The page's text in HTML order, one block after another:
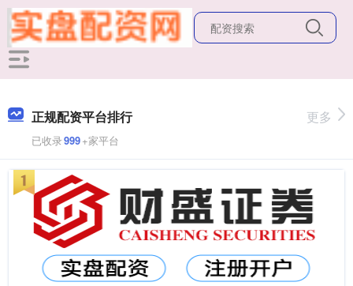
正规配资平台排行
已收录999+家平台
更多